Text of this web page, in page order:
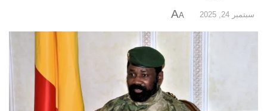
سبتمبر 24, 2025 A
A